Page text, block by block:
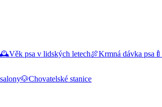
Věk psa v lidských letech🍖Krmná dávka psa 🍼
🐶Chovatelské stanice